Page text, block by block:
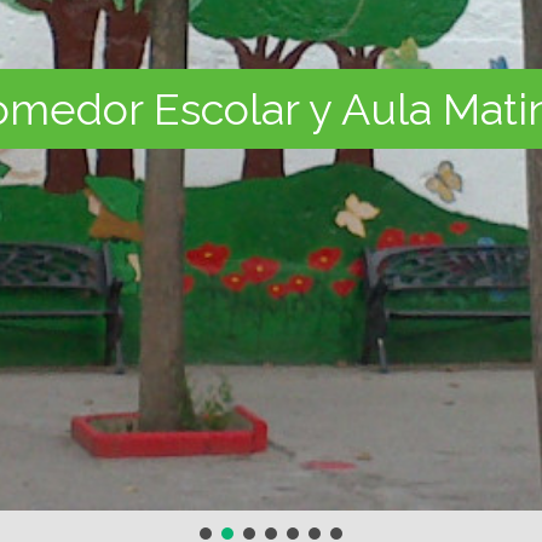
Escolar y Aula